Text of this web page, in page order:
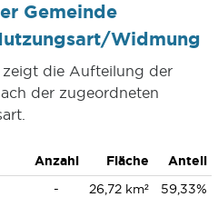
Gemeinde
Widmung
zeigt die Aufteilung der
der zugeordneten
Anzahl Fläche
Anteil
- 26,72 km²
59,33%